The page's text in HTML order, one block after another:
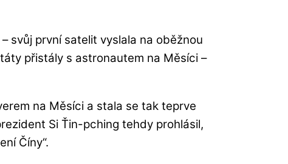
svůj první satelit vyslala na oběžnou
přistály s astronautem na Měsíci –
na Měsíci a stala se tak teprve
Si Ťin-pching tehdy prohlásil,
Číny“.